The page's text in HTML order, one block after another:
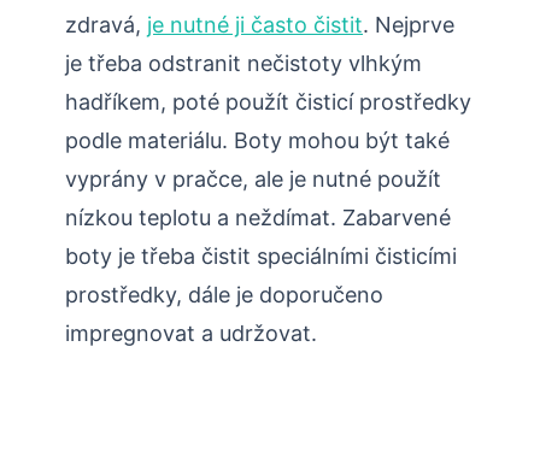
zdravá, je nutné ji často čistit. Nejprve
je třeba odstranit nečistoty vlhkým
hadříkem, poté použít čisticí prostředky
podle materiálu. Boty mohou být také
vyprány v pračce, ale je nutné použít
nízkou teplotu a neždímat. Zabarvené
boty je třeba čistit speciálními čisticími
prostředky, dále je doporučeno
impregnovat a udržovat.